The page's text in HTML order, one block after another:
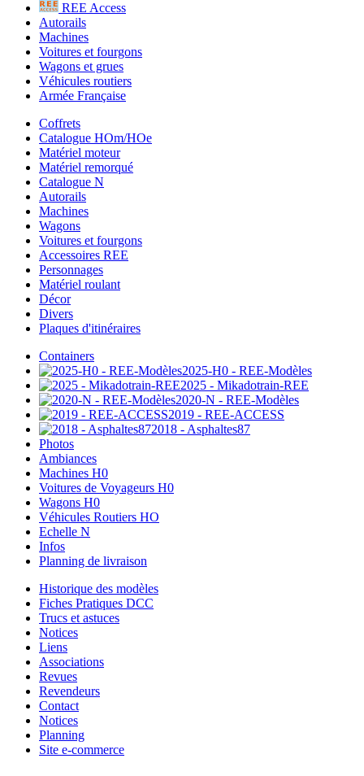
REE Access
Autorails
Machines
Voitures et fourgons
Wagons et grues
Véhicules routiers
Armée Française
Coffrets
Catalogue HOm/HOe
Matériel moteur
Matériel remorqué
Catalogue N
Autorails
Machines
Wagons
Voitures et fourgons
Accessoires REE
Personnages
Matériel roulant
Décor
Divers
Plaques d'itinéraires
Containers
2025-H0 - REE-Modèles
2025 - Mikadotrain-REE
2020-N - REE-Modèles
2019 - REE-ACCESS
2018 - Asphaltes87
Photos
Ambiances
Machines H0
Voitures de Voyageurs H0
Wagons H0
Véhicules Routiers HO
Echelle N
Infos
Planning de livraison
Historique des modèles
Fiches Pratiques DCC
Trucs et astuces
Notices
Liens
Associations
Revues
Revendeurs
Contact
Notices
Planning
Site e-commerce